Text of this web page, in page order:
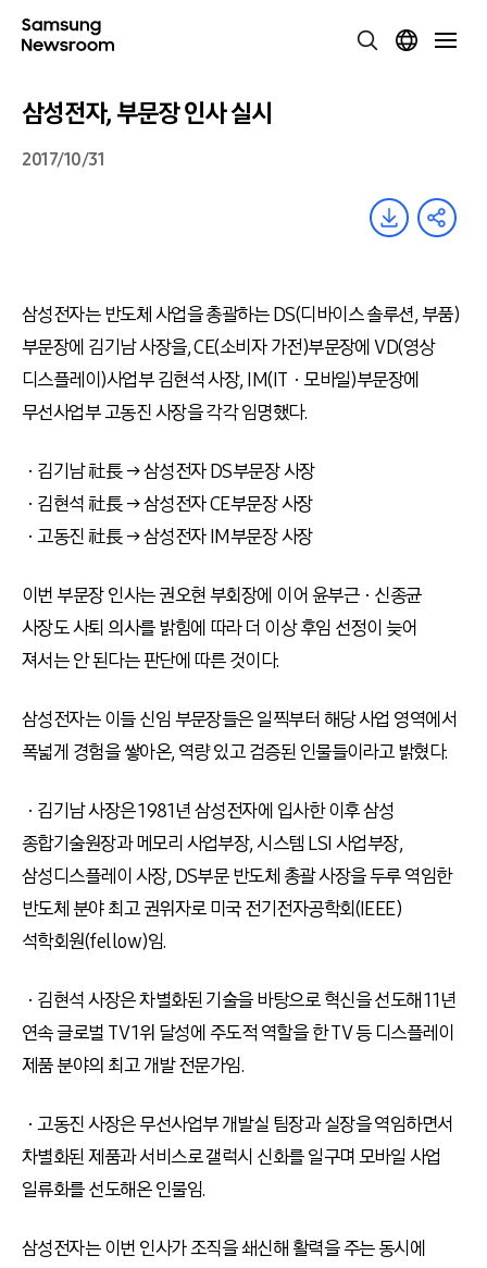
삼성전자, 부문장 인사 실시
2017/10/31
삼성전자는 반도체 사업을 총괄하는 DS(디바이스 솔루션, 부품)
부문장에 김기남 사장을, CE(소비자 가전)부문장에 VD(영상
디스플레이)사업부 김현석 사장, IM(ITㆍ모바일)부문장에
무선사업부 고동진 사장을 각각 임명했다.
ㆍ김기남 社長 → 삼성전자 DS부문장 사장
ㆍ김현석 社長 → 삼성전자 CE부문장 사장
ㆍ고동진 社長 → 삼성전자 IM부문장 사장
이번 부문장 인사는 권오현 부회장에 이어 윤부근ㆍ신종균
사장도 사퇴 의사를 밝힘에 따라 더 이상 후임 선정이 늦어
져서는 안 된다는 판단에 따른 것이다.
삼성전자는 이들 신임 부문장들은 일찍부터 해당 사업 영역에서
폭넓게 경험을 쌓아온, 역량 있고 검증된 인물들이라고 밝혔다.
ㆍ김기남 사장은 1981년 삼성전자에 입사한 이후 삼성
종합기술원장과 메모리 사업부장, 시스템 LSI 사업부장,
삼성디스플레이 사장, DS부문 반도체 총괄 사장을 두루 역임한
반도체 분야 최고 권위자로 미국 전기전자공학회(IEEE)
석학회원(fellow)임.
ㆍ김현석 사장은 차별화된 기술을 바탕으로 혁신을 선도해 11년
연속 글로벌 TV 1위 달성에 주도적 역할을 한 TV 등 디스플레이
제품 분야의 최고 개발 전문가임.
ㆍ고동진 사장은 무선사업부 개발실 팀장과 실장을 역임하면서
차별화된 제품과 서비스로 갤럭시 신화를 일구며 모바일 사업
일류화를 선도해온 인물임.
삼성전자는 이번 인사가 조직을 쇄신해 활력을 주는 동시에